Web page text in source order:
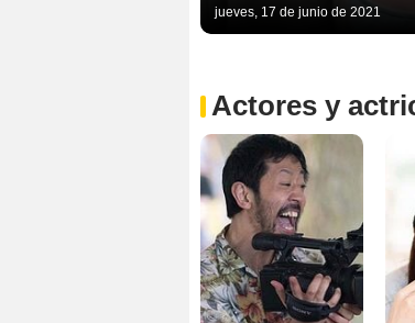
jueves, 17 de junio de 2021
Actores y